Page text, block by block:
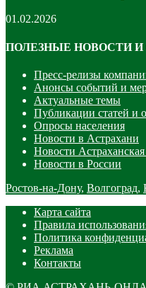
01.02.2026
ПОЛЕЗНЫЕ НОВОСТИ И
Пресс-релизы
Анонсы событий и
Актуальные темы
Публикации статей и
Опросы населения
Новости в Астрахани
Новости Астраханская
Новости в России
Ростов-на-Дону, Волгоград,
Карта сайта
Правила
Политика
Реклама
Контакты